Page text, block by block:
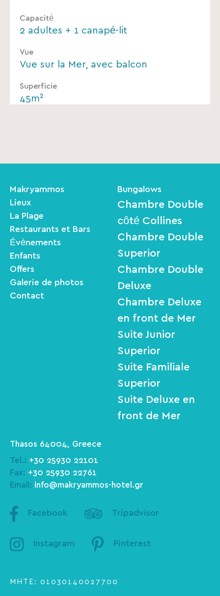
Capacité
2 adultes + 1 canapé-lit
Vue
Vue sur la Mer, avec balcon
Superficie
45m²
Makryammos
Lieux
La Plage
Restaurants et Bars
Évènements
Enfants
Offers
Galerie de photos
Contact
Bungalows
Chambre Double
côté Collines
Chambre Double
Superior
Chambre Double
Deluxe
Chambre Deluxe
en front de Mer
Suite Junior
Superior
Suite Familiale
Superior
Suite Deluxe en
front de Mer
Thasos 64004, Greece
Tel.: +30 25930 22101
Fax: +30 25930 22761
Email: info@makryammos-hotel.gr
Facebook Tripadvisor
Instagram Pinterest
ΜΗΤΕ: 01030140027700